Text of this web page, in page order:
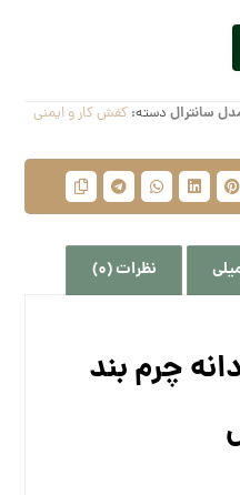
سانترال دسته:کفش کار و ایمنی
نظرات (0)
چرم بند